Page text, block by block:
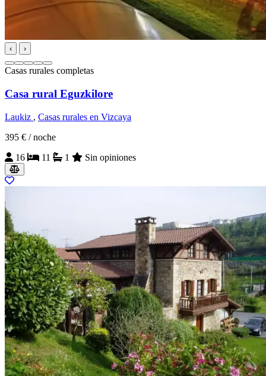
‹ ›
Casas rurales completas
Casa rural Eguzkilore
Laukiz , Casas rurales en Vizcaya
395 € / noche
16
11 1 Sin opiniones